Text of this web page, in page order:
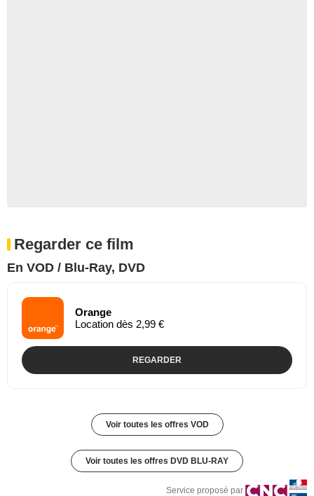
Regarder ce film
En VOD / Blu-Ray, DVD
Orange
Location dès 2,99 €
REGARDER
Voir toutes les offres VOD
Voir toutes les offres DVD BLU-RAY
Service proposé par